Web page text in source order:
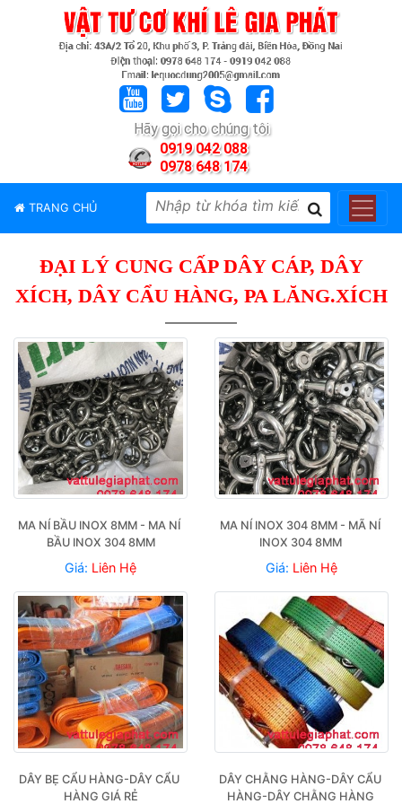
Hãy gọi cho chúng tôi
0919 042 088
0978 648 174
TRANG CHỦ
PHẨM
HIỆU
TỨC
ĐẠI LÝ CUNG CẤP DÂY CÁP, DÂY
XÍCH, DÂY CẨU HÀNG, PA LĂNG.XÍCH
MA NÍ BẦU INOX 8MM - MA NÍ
BẦU INOX 304 8MM
Giá: Liên Hệ
MA NÍ INOX 304 8MM - MÃ NÍ
INOX 304 8MM
Giá: Liên Hệ
DÂY BẸ CẨU HÀNG-DÂY CẨU
HÀNG GIÁ RẺ
DÂY CHẰNG HÀNG-DÂY CẨU
HÀNG-DÂY CHẰNG HÀNG